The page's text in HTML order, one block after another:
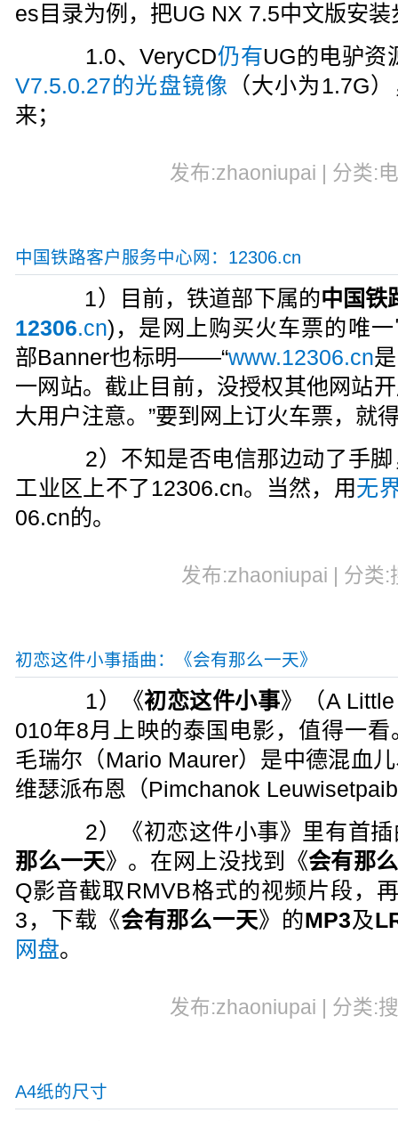
es目录为例，把UG NX 7.5中文版安
1.0、VeryCD仍有UG的电驴资
V7.5.0.27的光盘镜像 （大小为1.7G
来；
发布:zhaoniupai | 分类:
中国铁路客户服务中心网：12306.cn
1）目前，铁道部下属的中国铁
12306.cn)，是网上购买火车票的唯
部Banner也标明——“www.12306.cn
一网站。截止目前，没授权其他网站
大用户注意。”要到网上订火车票，就
2）不知是否电信那边动了手脚
工业区上不了12306.cn。当然，用无
06.cn的。
发布:zhaoniupai | 分类
初恋这件小事插曲：《会有那么一天》
1）《初恋这件小事》（A
010年8月上映的泰国电影，值得一
毛瑞尔（Mario Maurer）是中德混血
维瑟派布恩（Pimchanok
2）《初恋这件小事》里有首插
那么一天》。在网上没找到《会有那
Q影音截取RMVB格式的视频片段，
3，下载《会有那么一天》的MP3及
网盘。
发布:zhaoniupai | 分类:
A4纸的尺寸